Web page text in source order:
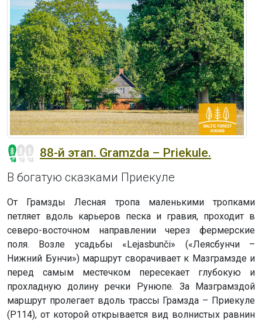
88-й этап. Gramzda – Priekule.
В богатую сказками Приекуле
От Грамзды Лесная тропа маленькими тропками
петляет вдоль карьеров песка и гравия, проходит в
северо-восточном направлении через фермерские
поля. Возле усадьбы «Lejasbunči» («Леясбунчи –
Нижний Бунчи») маршрут сворачивает к Мазграмзде и
перед самым местечком пересекает глубокую и
прохладную долину речки Рунюпе. За Мазграмздой
маршрут пролегает вдоль трассы Грамзда – Приекуле
(P114), от которой открывается вид волнистых равнин